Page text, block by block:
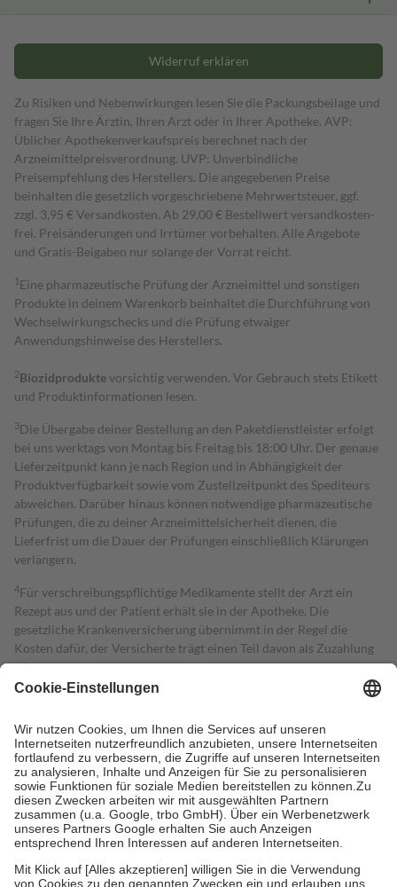
Widerruf erklären
Zu Risiken und Nebenwirkungen lesen Sie die Packungsbeilage und
fragen Sie Ihre Ärztin, Ihren Arzt oder in Ihrer Apotheke. AVP:
Üblicher Apothekenverkaufspreis berechnet nach der
Arzneimittelpreisverordnung. UVP: Unverbindliche
Preisempfehlung des Herstellers. Die angegebenen Preise
beinhalten die gesetzlich vorgeschriebene Mehrwertsteuer, ggf.
zzgl. 3,95 € Versandkosten. Ab 29,00 € Bestell­wert versand­kosten­
frei. Preisänderungen und Irrtümer vorbehalten. Alle Angebote
und Gratis-Beigaben nur solange der Vorrat reicht.
1 Eine pharmazeutische Prüfung der Arzneimittel und sonstigen
Produkte in deinem Warenkorb beinhaltet die Durchführung von
Wechselwirkungschecks und die Prüfung etwaiger
Anwendungshinweise des Herstellers.
2Biozidproduktevorsichtig verwenden. Vor Gebrauch stets Etikett
und Produktinformationen lesen.
3Die Übergabe deiner Bestellung an den Paketdienstleister erfolgt
bei uns werktags von Montag bis Freitag bis 18:00 Uhr. Der genaue
Lieferzeitpunkt kann je nach Region und in Abhängigkeit der
Produktverfügbarkeit sowie vom Zustellzeitpunkt des Spediteurs
abweichen. Darüber hinaus können notwendige pharmazeutische
Prüfungen, die zu deiner Arzneimittelsicherheit dienen, die
Lieferfrist um die Dauer der Prüfungen einschließlich Klärungen
verlängern.
4Für verschreibungspflichtige Medikamente stellt der Arzt ein
Rezept aus und der Patient erhält sie in der Apotheke. Die
gesetzliche Krankenversicherung übernimmt in der Regel die
Kosten dafür, der Versicherte trägt einen Teil davon als Zuzahlung
mit.
Grundsätzlich leisten Mitglieder Zuzahlungen in Höhe von zehn
höchstens zehn Euro.
Es sind jedoch nie mehr als die tatsächlichen
Kosten der Leistung zu entrichten.
Diese Regeln gelten grundsätzlich auch für Online-Apotheken.
Bei Heilmitteln und häuslicher Krankenpflege beträgt die
Zuzahlung zehn Prozent der Kosten sowie zehn Euro je
Verordnung.
Um das Engagement der Versicherten für ihre eigene Gesundheit zu
stärken und die besondere Stellung der Familie zu unterstützen,
fallenkeine Zuzahlungenan bei: